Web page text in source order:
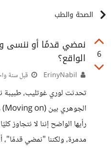
الصحة والطب
6
نمضي قدمًا أو ننسى
الواقع؟
قبل سنة
تحدثت لوري غوتليب، طبيبة
رأيها الواضح إننا لا نتجاوز
مدمرة، ولكننا "نمضي قدمًا"،